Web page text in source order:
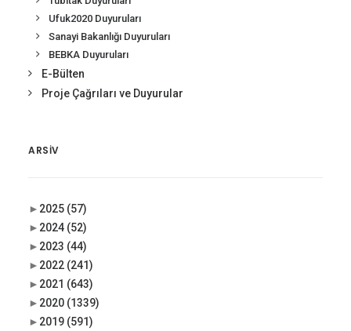
Ufuk2020 Duyuruları
Sanayi Bakanlığı Duyuruları
BEBKA Duyuruları
E-Bülten
Proje Çağrıları ve Duyurular
ARSIV
► 2025 (57)
► 2024 (52)
► 2023 (44)
► 2022 (241)
► 2021 (643)
► 2020 (1339)
► 2019 (591)